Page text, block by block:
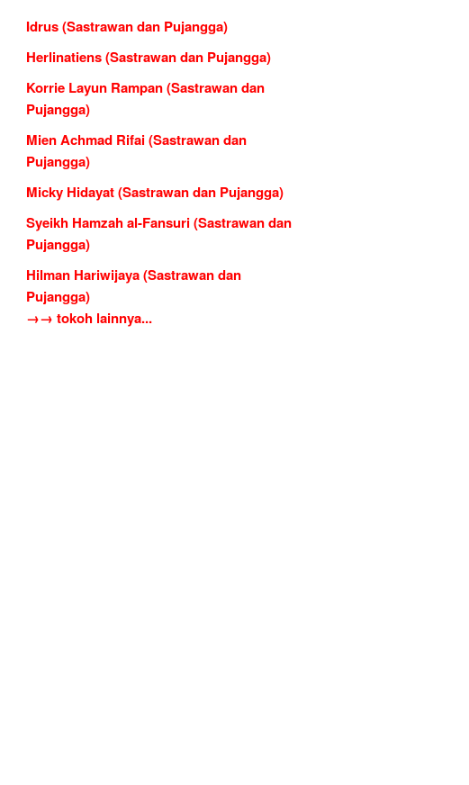
Idrus (Sastrawan dan Pujangga)
Herlinatiens (Sastrawan dan Pujangga)
Korrie Layun Rampan (Sastrawan dan
Pujangga)
Mien Achmad Rifai (Sastrawan dan
Pujangga)
Micky Hidayat (Sastrawan dan Pujangga)
Syeikh Hamzah al-Fansuri (Sastrawan dan
Pujangga)
Hilman Hariwijaya (Sastrawan dan
Pujangga)
→→ tokoh lainnya...